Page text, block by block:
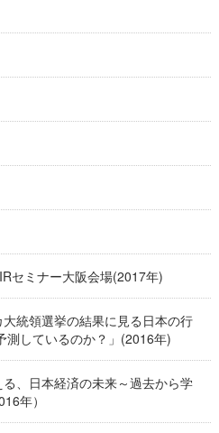
セミナー大阪会場(2017年)
統領選挙の結果に見る日本の行
測しているのか？」(2016年)
、日本経済の未来～過去から学
年）